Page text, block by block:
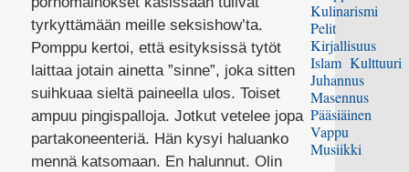
tyrkyttämään meille seksishow’ta.
Pomppu kertoi, että esityksissä tytöt
laittaa jotain ainetta ”sinne”, joka sitten
suihkuaa sieltä paineella ulos. Toiset
ampuu pingispalloja. Jotkut vetelee jopa
partakoneenteriä. Hän kysyi haluanko
mennä katsomaan. En halunnut. Olin
Kulinarismi
Pelit
Kirjallisuus
Islam Kulttuuri
Juhannus
Masennus
Pääsiäinen
Vappu
Musiikki